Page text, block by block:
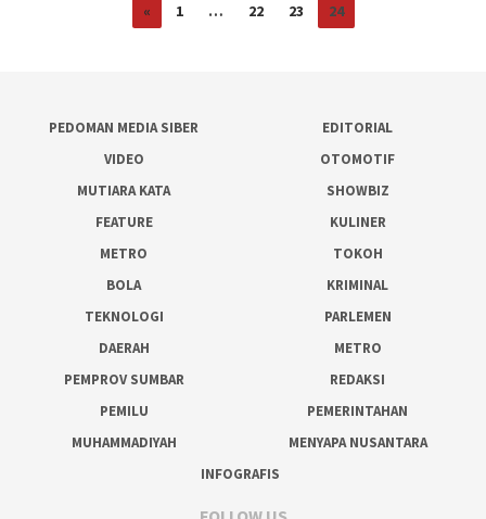
« 1 … 22 23 24
PEDOMAN MEDIA SIBER
EDITORIAL
VIDEO
OTOMOTIF
MUTIARA KATA
SHOWBIZ
FEATURE
KULINER
METRO
TOKOH
BOLA
KRIMINAL
TEKNOLOGI
PARLEMEN
DAERAH
METRO
PEMPROV SUMBAR
REDAKSI
PEMILU
PEMERINTAHAN
MUHAMMADIYAH
MENYAPA NUSANTARA
INFOGRAFIS